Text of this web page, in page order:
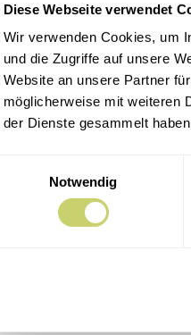
Diese Webseite verwendet
Wir verwenden Cookies, um
und die Zugriffe auf unsere
Website an unsere Partner
möglicherweise mit weiteren
der Dienste gesammelt
Notwendig
Holstein
anzeigen